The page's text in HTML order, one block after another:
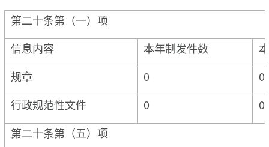
第二十条第（一）项
信息内容
本年制发件数
规章
0
0
行政规范性文件
0
0
第二十条第（五）项